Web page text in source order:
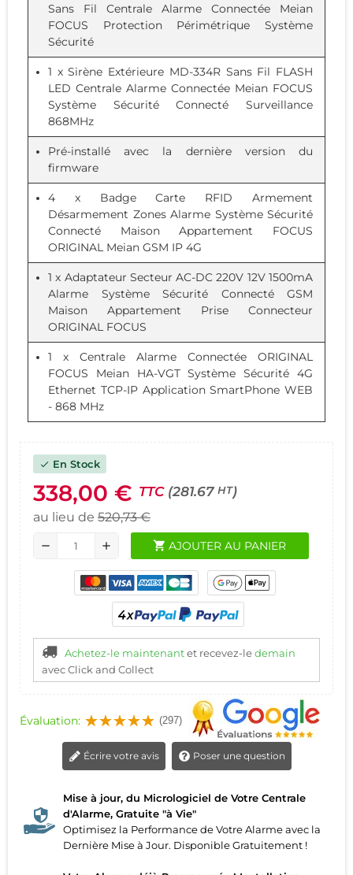
Sans Fil Centrale Alarme Connectée Meian
FOCUS Protection Périmétrique Système
Sécurité
1 xSirène Extérieure MD-334R Sans Fil FLASH
LED Centrale Alarme Connectée Meian FOCUS
Système Sécurité Connecté Surveillance
868MHz
Pré-installé avec la dernière version du
firmware
4 x Badge Carte RFID Armement
Désarmement Zones Alarme Système Sécurité
Connecté Maison Appartement FOCUS
ORIGINAL Meian GSM IP 4G
1 x Adaptateur Secteur AC-DC 220V 12V 1500mA
Alarme Système Sécurité Connecté GSM
Maison Appartement Prise Connecteur
ORIGINAL FOCUS
1 x Centrale Alarme Connectée ORIGINAL
FOCUS Meian HA-VGT Système Sécurité 4G
Ethernet TCP-IP Application SmartPhone WEB
- 868 MHz
check En Stock
338,00 € TTC (281.67 HT)
au lieu de 520,73 €
remove add shopping_cart AJOUTER AU PANIER
Achetez-le maintenantet recevez-ledemain
avec Click and Collect
Évaluation: (297)
Écrire votre avis Poser une question
Mise à jour, du Micrologiciel de Votre Centrale
d'Alarme, Gratuite "à Vie"
Optimisez la Performance de Votre Alarme avec la
Dernière Mise à Jour. Disponible Gratuitement !